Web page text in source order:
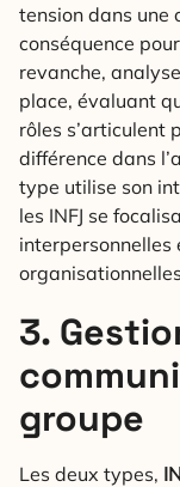
tension dans une
conséquence
revanche,
place, évaluant
rôles s’articulent
différence dans
type utilise son
les INFJ se
interpersonnelles
3.
groupe
Les deux types,